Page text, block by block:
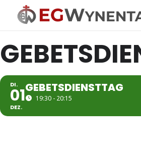
DI.
01
DEZ.
GEBETSDIENST­TAG
19:30 - 20:15